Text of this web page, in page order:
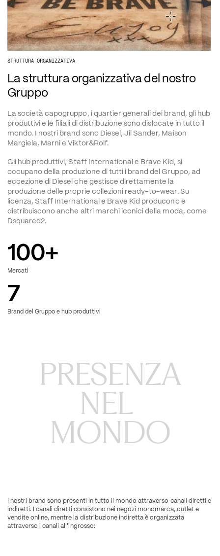
STRUTTURA ORGANIZZATIVA
La struttura organizzativa del nostro
Gruppo
La società capogruppo, i quartier generali dei brand, gli hub
produttivi e le filiali di distribuzione sono dislocate in tutto il
mondo. I nostri brand sono Diesel, Jil Sander, Maison
Margiela, Marni e Viktor&Rolf.
Gli hub produttivi, Staff International e Brave Kid, si
occupano della produzione di tutti i brand del Gruppo, ad
eccezione di Diesel che gestisce direttamente la
produzione delle proprie collezioni ready-to-wear. Su
licenza, Staff International e Brave Kid producono e
distribuiscono anche altri marchi iconici della moda, come
Dsquared2.
100+
Mercati
7
Brand del Gruppo e hub produttivi
PRESENZA
NEL
MONDO
I nostri brand sono presenti in tutto il mondo attraverso canali diretti e
indiretti. I canali diretti consistono nei negozi monomarca, outlet e
vendite online, mentre la distribuzione indiretta è organizzata
attraverso i canali all'ingrosso: